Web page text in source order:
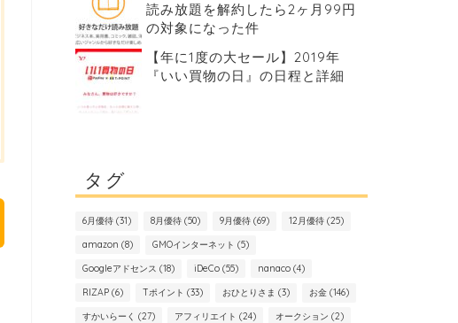
読み放題を解約したら2ヶ月99円
の対象になった件
【年に1度の大セール】2019年
『いい買物の日』の日程と詳細
タグ
6月優待(31) 8月優待(50) 9月優待(69) 12月優待(25)
amazon (8) GMOインターネット (5)
Googleアドセンス (18) iDeCo(55) nanaco(4)
RIZAP(6) Tポイント (33) おひとりさま (3) お金(146)
すかいらーく (27) アフィリエイト (24) オークション (2)